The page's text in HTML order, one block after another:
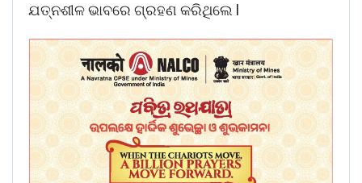
ଯତ୍ନଶୀଳ ଭାବରେ ଗ୍ରହଣ କରିଥିଲେ l